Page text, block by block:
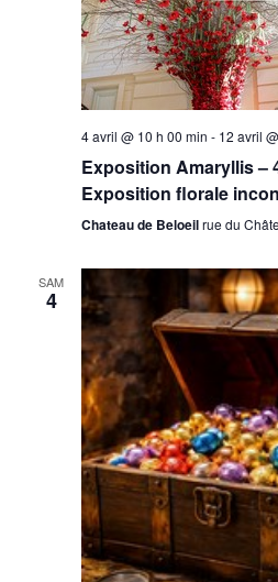
4 avril @ 10 h 00 min - 12 avril
Exposition Amaryllis –
Exposition florale
Chateau de Beloeilrue du
SAM
4